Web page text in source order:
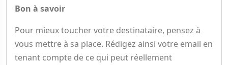
Bon à savoir
Pour mieux toucher votre destinataire, pensez à
vous mettre à sa place. Rédigez ainsi votre email en
tenant compte de ce qui peut réellement